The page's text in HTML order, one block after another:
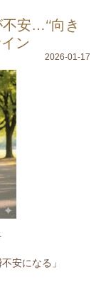
安…“向き
ン
2026-01-17
安になる」